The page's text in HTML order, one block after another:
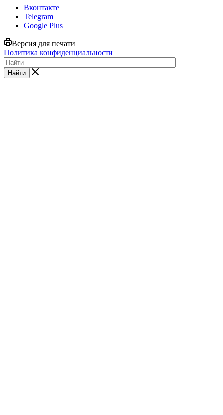
Вконтакте
Telegram
Google Plus
Версия для печати
Политика конфиденциальности
Найти